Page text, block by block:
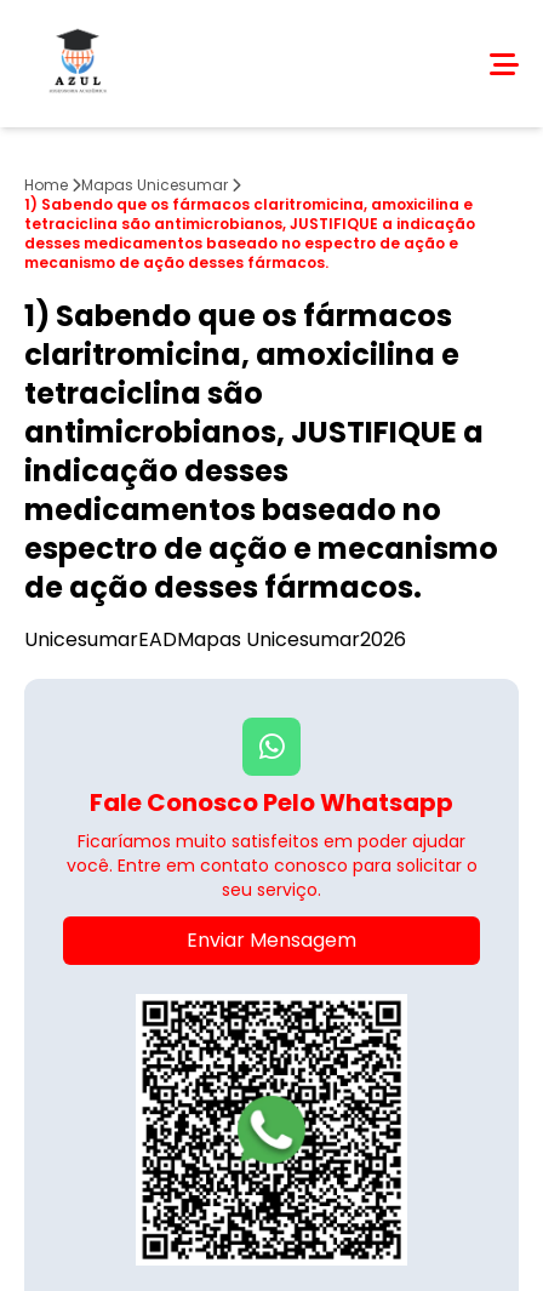
Home
Mapas Unicesumar
​1) Sabendo que os fármacos claritromicina, amoxicilina e
tetraciclina são antimicrobianos, JUSTIFIQUE a indicação
desses medicamentos baseado no espectro de ação e
mecanismo de ação desses fármacos.
​1) Sabendo que os fármacos
claritromicina, amoxicilina e
tetraciclina são
antimicrobianos, JUSTIFIQUE a
indicação desses
medicamentos baseado no
espectro de ação e mecanismo
de ação desses fármacos.
UnicesumarEADMapas Unicesumar2026
Fale Conosco Pelo Whatsapp
Ficaríamos muito satisfeitos em poder ajudar
você. Entre em contato conosco para solicitar o
seu serviço.
Enviar Mensagem